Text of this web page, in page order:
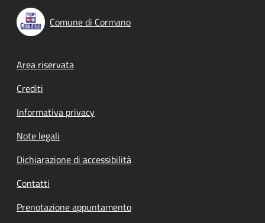
Comune di Cormano
Footer menu
Area riservata
Crediti
Informativa privacy
Note legali
Dichiarazione di accessibilità
Contatti
Prenotazione appuntamento